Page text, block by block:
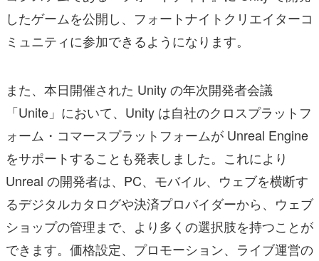
したゲームを公開し、フォートナイトクリエイターコ
ミュニティに参加できるようになります。
また、本日開催された Unity の年次開発者会議
「Unite」において、Unity は自社のクロスプラットフ
ォーム・コマースプラットフォームが Unreal Engine
をサポートすることも発表しました。これにより
Unreal の開発者は、PC、モバイル、ウェブを横断す
るデジタルカタログや決済プロバイダーから、ウェブ
ショップの管理まで、より多くの選択肢を持つことが
できます。価格設定、プロモーション、ライブ運営の